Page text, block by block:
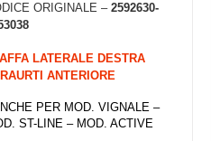
ORIGINALE – 2592630-
LATERALE DESTRA
ANTERIORE
PER MOD. VIGNALE –
ST-LINE – MOD. ACTIVE